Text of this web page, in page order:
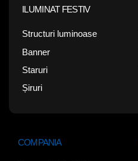
ILUMINAT FESTIV
Structuri luminoase
Banner
Staruri
Șiruri
COMPANIA